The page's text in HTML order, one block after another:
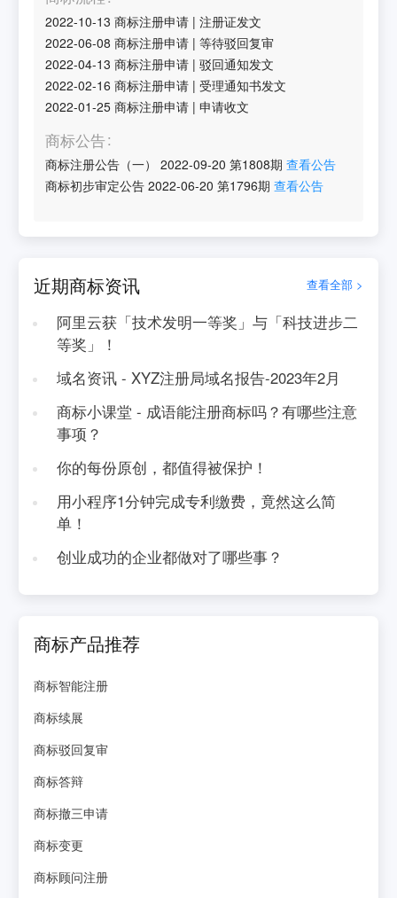
2022-10-13 商标注册申请 |注册证发文
2022-06-08 商标注册申请 |等待驳回复审
2022-04-13 商标注册申请 |驳回通知发文
2022-02-16 商标注册申请 |受理通知书发文
2022-01-25 商标注册申请 |申请收文
商标公告
商标注册公告（一） 2022-09-20 第1808期 查看公告
商标初步审定公告 2022-06-20 第1796期 查看公告
近期商标资讯 查看全部 >
阿里云获「技术发明一等奖」与「科技进步二
等奖」！
域名资讯 - XYZ注册局域名报告-2023年2月
商标小课堂 - 成语能注册商标吗？有哪些注意
事项？
你的每份原创，都值得被保护！
用小程序1分钟完成专利缴费，竟然这么简
单！
创业成功的企业都做对了哪些事？
商标产品推荐
商标智能注册
商标续展
商标驳回复审
商标答辩
商标撤三申请
商标变更
商标顾问注册